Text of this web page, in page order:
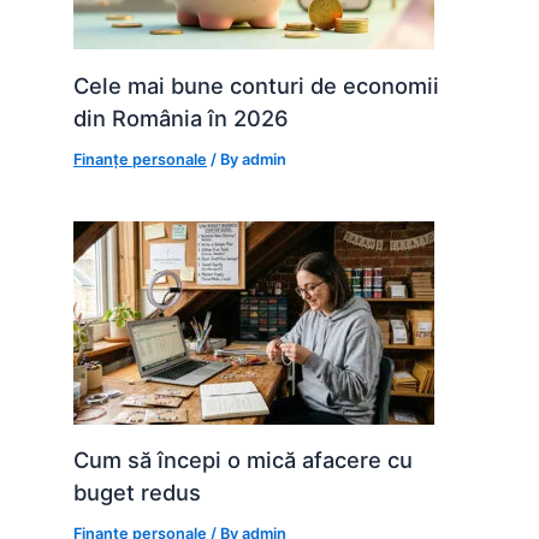
Cele mai bune conturi de economii
din România în 2026
Finanțe personale / Byadmin
Cum să începi o mică afacere cu
buget redus
Finanțe personale / Byadmin